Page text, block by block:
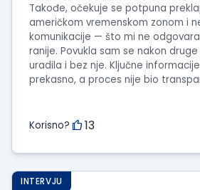
Takođe, očekuje se potpuna
američkom vremenskom zonom i
komunikacije — što mi ne
ranije. Povukla sam se nakon
uradila i bez nje. Ključne
prekasno, a proces nije bio
Korisno? 13
INTERVJU